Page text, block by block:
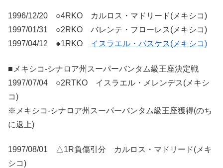
1996/12/20 ○4RKO カルロス・マドリード(メキシコ)
1997/01/31 ○2RKO バレンテ・フローレス(メキシコ)
1997/04/12 ●1RKO イスラエル・バスケス(メキシコ)
■メキシコ-シナロア州スーパーバンタム級王座決定戦
1997/07/04 ○2RTKO イスラエル・メレンデス(メキシ
コ)
※メキシコ-シナロア州スーパーバンタム級王座獲得(のち
に返上)
1997/08/01 △1R負傷引分 カルロス・マドリード(メキ
シコ)